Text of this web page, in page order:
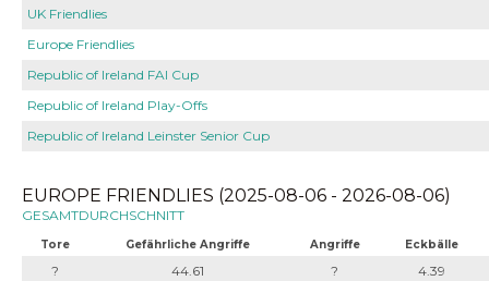
UK Friendlies
Europe Friendlies
Republic of Ireland FAI Cup
Republic of Ireland Play-Offs
Republic of Ireland Leinster Senior Cup
EUROPE FRIENDLIES (2025-08-06 - 2026-08-06)
GESAMTDURCHSCHNITT
Tore Gefährliche Angriffe Angriffe Eckbälle
? 44.61 ? 4.39